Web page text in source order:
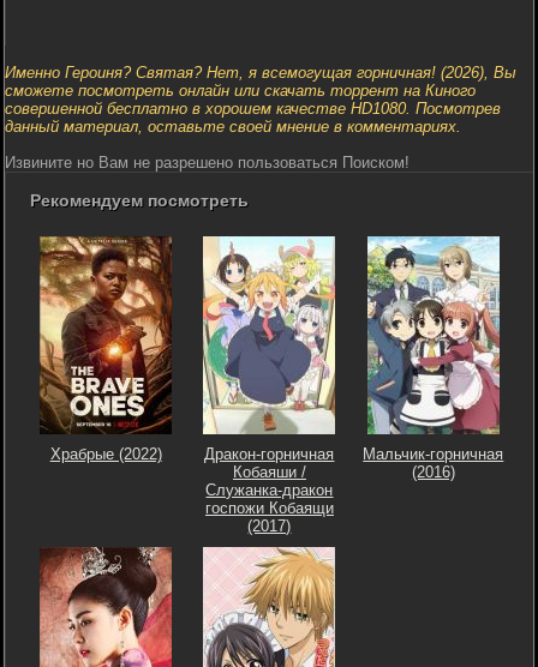
Именно Героиня? Святая? Нет, я всемогущая горничная! (2026), Вы
сможете посмотреть онлайн или скачать торрент на Киного
совершенной бесплатно в хорошем качестве HD1080. Посмотрев
данный материал, оставьте своей мнение в комментариях.
Извините но Вам не разрешено пользоваться Поиском!
Рекомендуем посмотреть
Храбрые (2022)
Дракон-горничная
Кобаяши /
Служанка-дракон
госпожи Кобаящи
(2017)
Мальчик-горничная
(2016)